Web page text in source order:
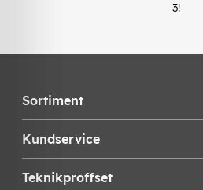
3!
Sortiment
Kundservice
Teknikproffset